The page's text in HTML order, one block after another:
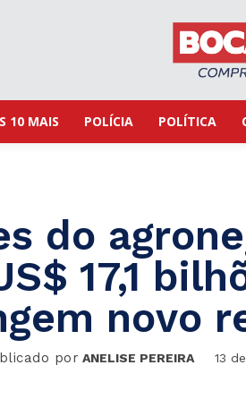
10 MAIS POLÍCIA POLÍTICA
do
17,1
novo
por ANELISE PEREIRA 13